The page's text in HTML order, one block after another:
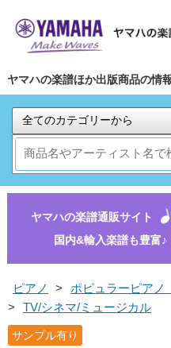
ヤマハの楽譜ほか出版商品の情
ヤマハの楽譜通販サイト
国内&輸入楽譜も豊富♪
ピアノ >
ポピュラーピアノ
>
TV/シネマ/ミュージカル
サンプル有り